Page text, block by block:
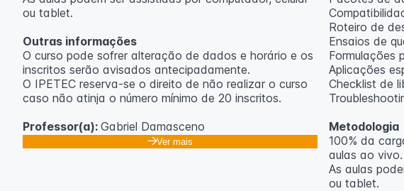
ou tablet.
Outras informações
O curso pode sofrer alteração de dados e horário e os
inscritos serão avisados ​​antecipadamente.
O IPETEC reserva-se o direito de não realizar o curso
caso não atinja o número mínimo de 20 inscritos.
Professor(a): Gabriel Damasceno
Ver mais
Roteiro de
Ensaios de
Formulações
Aplicações
Checklist de
Metodologia
100% da
aulas ao vivo.
As aulas
ou tablet.